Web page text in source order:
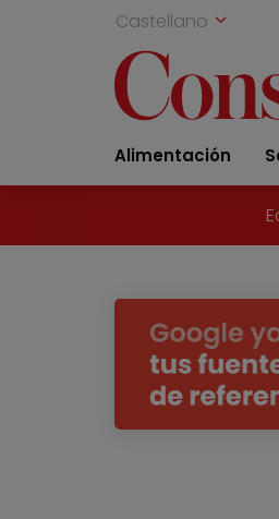
Castellano
Alimentación